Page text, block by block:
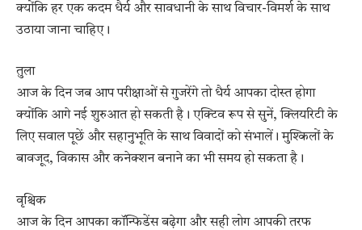
क्योंकि हर एक कदम धैर्य और सावधानी के साथ विचार-विमर्श के साथ
उठाया जाना चाहिए।
तुला
आज के दिन जब आप परीक्षाओं से गुजरेंगे तो धैर्य आपका दोस्त होगा
क्योंकि आगे नई शुरुआत हो सकती है। एक्टिव रूप से सुनें, क्लियरिटी के
लिए सवाल पूछें और सहानुभूति के साथ विवादों को संभालें। मुश्किलों के
बावजूद, विकास और कनेक्शन बनाने का भी समय हो सकता है।
वृश्चिक
आज के दिन आपका कॉन्फिडेंस बढ़ेगा और सही लोग आपकी तरफ